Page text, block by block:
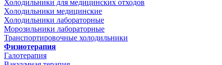
Холодильники для медицинских отходов
Холодильники медицинские
Холодильники лабораторные
Морозильники лабораторные
Транспортировочные холодильники
Физиотерапия
Галотерапия